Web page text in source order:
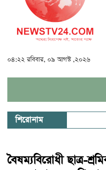
০৪:২২ রবিবার, ০৯ আগস্ট ,২০২৬
শিরোনাম
বৈষম্যবিরোধী ছাত্র-